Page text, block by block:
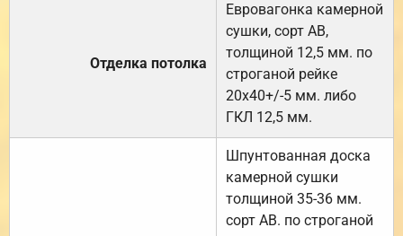
Отделка потолка
Евровагонка камерной
сушки, сорт АВ,
толщиной 12,5 мм. по
строганой рейке
20х40+/-5 мм. либо
ГКЛ 12,5 мм.
Шпунтованная доска
камерной сушки
толщиной 35-36 мм.
сорт АВ. по строганой